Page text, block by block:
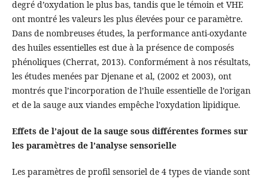
degré d’oxydation le plus bas, tandis que le témoin et VHE
ont montré les valeurs les plus élevées pour ce paramètre.
Dans de nombreuses études, la performance anti-oxydante
des huiles essentielles est due à la présence de composés
phénoliques (Cherrat, 2013). Conformément à nos résultats,
les études menées par Djenane et al, (2002 et 2003), ont
montrés que l’incorporation de l’huile essentielle de l’origan
et de la sauge aux viandes empêche l’oxydation lipidique.
Effets de l’ajout de la sauge sous différentes formes sur
les paramètres de l’analyse sensorielle
Les paramètres de profil sensoriel de 4 types de viande sont